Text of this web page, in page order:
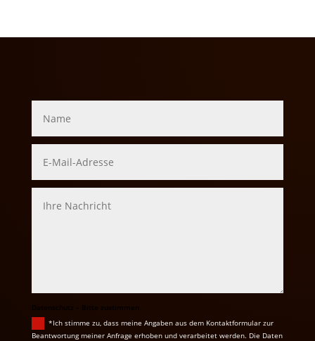
Datenschutz – Bitte zustimmen
*Ich stimme zu, dass meine Angaben aus dem Kontaktformular zur
Beantwortung meiner Anfrage erhoben und verarbeitet werden. Die Daten